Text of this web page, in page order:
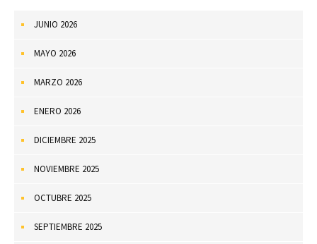
JUNIO 2026
MAYO 2026
MARZO 2026
ENERO 2026
DICIEMBRE 2025
NOVIEMBRE 2025
OCTUBRE 2025
SEPTIEMBRE 2025